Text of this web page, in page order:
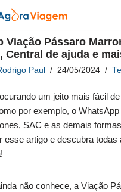
Viação Pássaro
Central de ajuda e
Paul 24/05/2024
um jeito mais fácil
por exemplo, o
SAC e as demais
esse artigo e descubra
não conhece, a Viação